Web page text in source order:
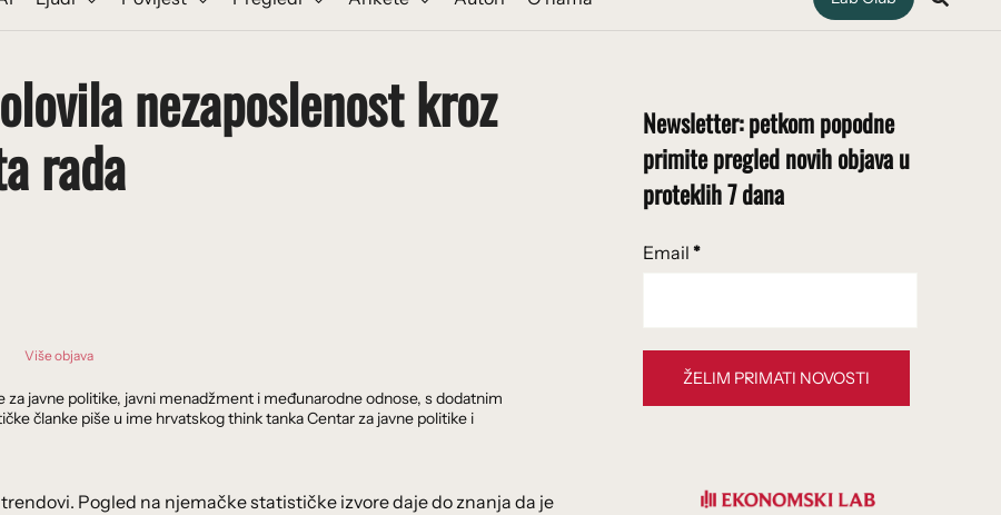
nezaposlenost kroz
rada
Više objava
javne politike, javni menadžment i međunarodne odnose, s dodatnim
članke piše u ime hrvatskog think tanka Centar za javne politike i
Pogled na njemačke statističke izvore daje do znanja da je
Newsletter: petkom popodne
primite pregled novih objava u
proteklih 7 dana
Email *